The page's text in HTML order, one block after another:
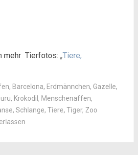
mehr Tierfotos: „Tiere,
, Barcelona, Erdmännchen, Gazelle,
, Krokodil , Menschenaffen,
, Schlange, Tiere, Tiger, Zoo